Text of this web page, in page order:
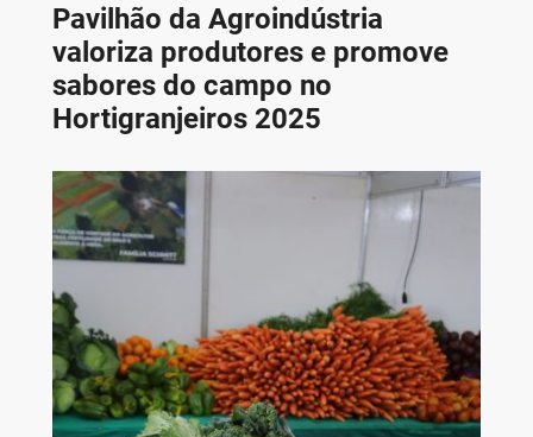
Pavilhão da Agroindústria
valoriza produtores e promove
sabores do campo no
Hortigranjeiros 2025